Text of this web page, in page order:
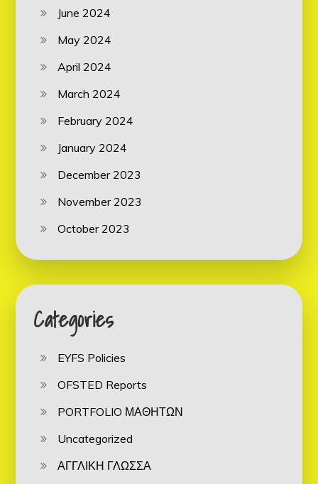
June 2024
May 2024
April 2024
March 2024
February 2024
January 2024
December 2023
November 2023
October 2023
Categories
EYFS Policies
OFSTED Reports
PORTFOLIO ΜΑΘΗΤΩΝ
Uncategorized
ΑΓΓΛΙΚΗ ΓΛΩΣΣΑ